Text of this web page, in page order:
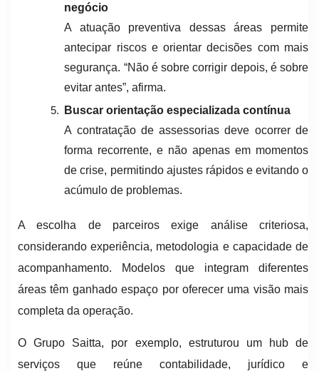
negócio
A atuação preventiva dessas áreas permite
antecipar riscos e orientar decisões com mais
segurança. “Não é sobre corrigir depois, é sobre
evitar antes”, afirma.
Buscar orientação especializada contínua
A contratação de assessorias deve ocorrer de
forma recorrente, e não apenas em momentos
de crise, permitindo ajustes rápidos e evitando o
acúmulo de problemas.
A escolha de parceiros exige análise criteriosa,
considerando experiência, metodologia e capacidade de
acompanhamento. Modelos que integram diferentes
áreas têm ganhado espaço por oferecer uma visão mais
completa da operação.
O Grupo Saitta, por exemplo, estruturou um hub de
serviços que reúne contabilidade, jurídico e